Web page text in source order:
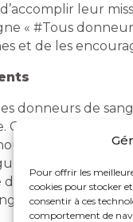
Pour offrir les
cookies pour stocker
consentir à ces
comportement de
leur
« #Tous
et de les
donneurs de
Ces événements
Grâce à leur
ambitieux des
et produits